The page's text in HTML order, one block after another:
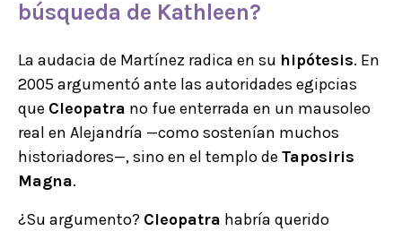
búsqueda de Kathleen?
La audacia de Martínez radica en su hipótesis. En
2005 argumentó ante las autoridades egipcias
que Cleopatra no fue enterrada en un mausoleo
real en Alejandría —como sostenían muchos
historiadores—, sino en el templo de Taposiris
Magna.
¿Su argumento? Cleopatra habría querido